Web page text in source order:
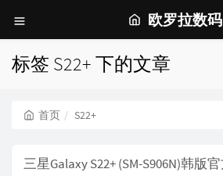
欧罗拉数码
标签 S22+ 下的文章
首页 S22+